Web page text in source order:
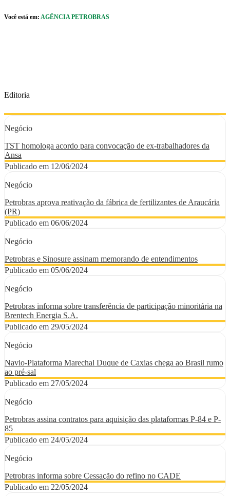
Você está em: AGÊNCIA PETROBRAS
Editoria
Negócio
TST homologa acordo para convocação de ex-trabalhadores da
Ansa
Publicado em 12/06/2024
Negócio
Petrobras aprova reativação da fábrica de fertilizantes de Araucária
(PR)
Publicado em 06/06/2024
Negócio
Petrobras e Sinosure assinam memorando de entendimentos
Publicado em 05/06/2024
Negócio
Petrobras informa sobre transferência de participação minoritária na
Brentech Energia S.A.
Publicado em 29/05/2024
Negócio
Navio-Plataforma Marechal Duque de Caxias chega ao Brasil rumo
ao pré-sal
Publicado em 27/05/2024
Negócio
Petrobras assina contratos para aquisição das plataformas P-84 e P-
85
Publicado em 24/05/2024
Negócio
Petrobras informa sobre Cessação do refino no CADE
Publicado em 22/05/2024
caixa de cookies